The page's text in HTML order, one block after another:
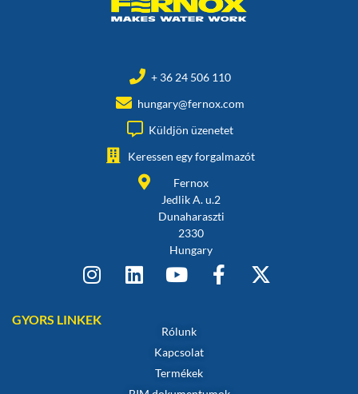
+ 36 24 506 110
hungary@fernox.com
Küldjön üzenetet
Keressen egy forgalmazót
Fernox
Jedlik A. u.2
Dunaharaszti
2330
Hungary
GYORS LINKEK
Rólunk
Kapcsolat
Termékek